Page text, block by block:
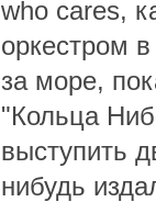
who cares,
оркестром
за море,
"Кольца
выступить
нибудь